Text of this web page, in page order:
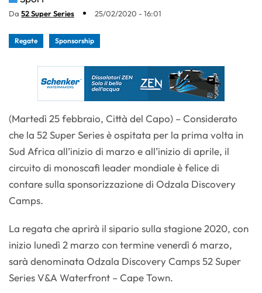
Da 52 Super Series 25/02/2020 - 16:01
Regate Sponsorship
(Martedì 25 febbraio, Città del Capo) – Considerato
che la 52 Super Series è ospitata per la prima volta in
Sud Africa all’inizio di marzo e all’inizio di aprile, il
circuito di monoscafi leader mondiale è felice di
contare sulla sponsorizzazione di Odzala Discovery
Camps.
La regata che aprirà il sipario sulla stagione 2020, con
inizio lunedì 2 marzo con termine venerdì 6 marzo,
sarà denominata Odzala Discovery Camps 52 Super
Series V&A Waterfront – Cape Town.